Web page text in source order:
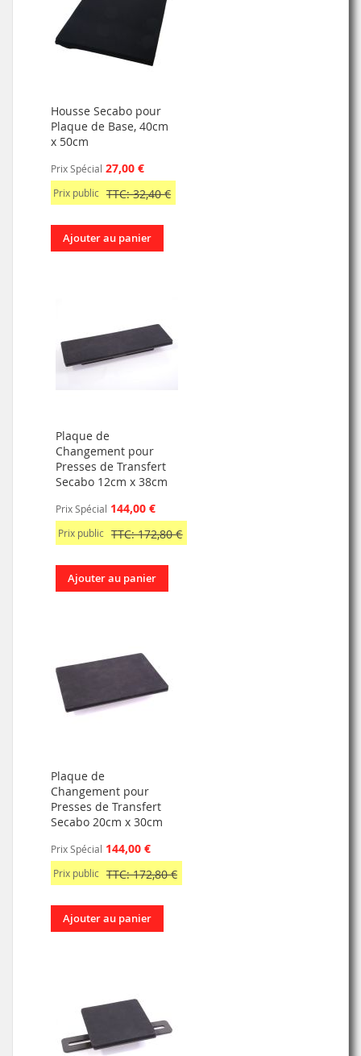
Housse Secabo pour
Plaque de Base, 40cm
x 50cm
Prix Spécial 27,00 €
Prix public TTC: 32,40 €
Ajouter au panier
Plaque de
Changement pour
Presses de Transfert
Secabo 12cm x 38cm
Prix Spécial 144,00 €
Prix public TTC: 172,80 €
Ajouter au panier
Plaque de
Changement pour
Presses de Transfert
Secabo 20cm x 30cm
Prix Spécial 144,00 €
Prix public TTC: 172,80 €
Ajouter au panier